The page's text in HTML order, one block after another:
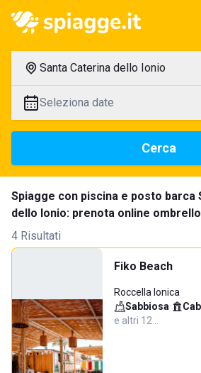
Santa Caterina dello Ionio
Seleziona date
Cerca
Spiagge con piscina e posto barca
dello Ionio: prenota online
4 Risultati
Fiko Beach
Roccella Ionica
Sabbiosa·
e altri 12…